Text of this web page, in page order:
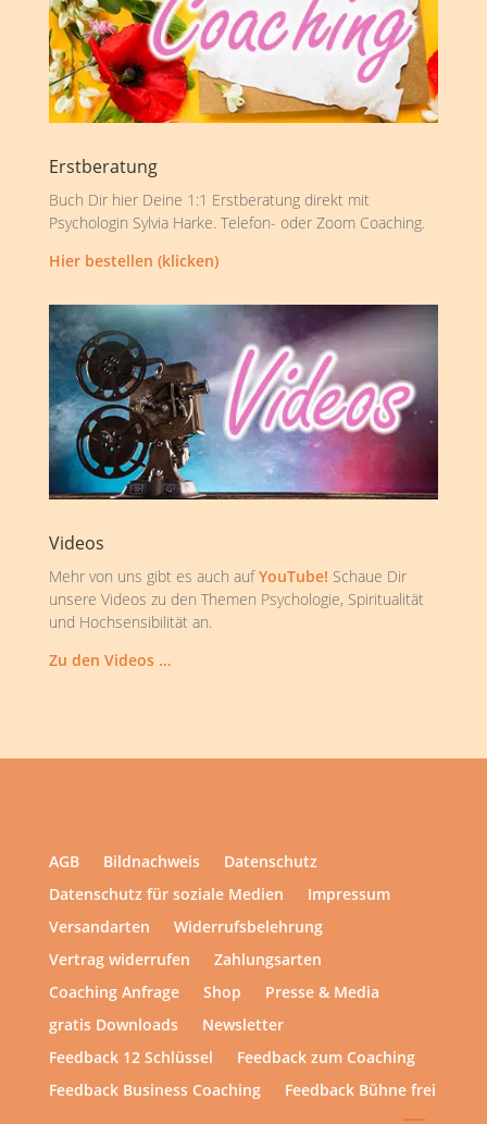
Erstberatung
Buch Dir hier Deine 1:1 Erstberatung direkt mit
Psychologin Sylvia Harke. Telefon- oder Zoom Coaching.
Hier bestellen (klicken)
Videos
Mehr von uns gibt es auch aufYouTube! Schaue Dir
unsere Videos zu den Themen Psychologie, Spiritualität
und Hochsensibilität an.
Zu den Videos …
AGB Bildnachweis
Datenschutz
Datenschutz für soziale Medien
Impressum
Versandarten
Widerrufsbelehrung
Vertrag widerrufen
Zahlungsarten
Coaching Anfrage
Shop
Presse & Media
gratis Downloads
Newsletter
Feedback 12 Schlüssel
Feedback zum Coaching
Feedback Business Coaching
Feedback Bühne frei